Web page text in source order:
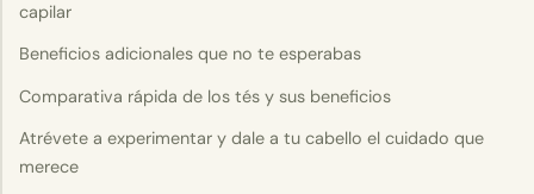
capilar
Beneficios adicionales que no te esperabas
Comparativa rápida de los tés y sus beneficios
Atrévete a experimentar y dale a tu cabello el cuidado que
merece